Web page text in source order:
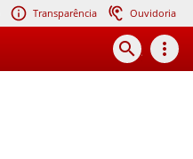
Transparência Ouvidoria
search more_vert